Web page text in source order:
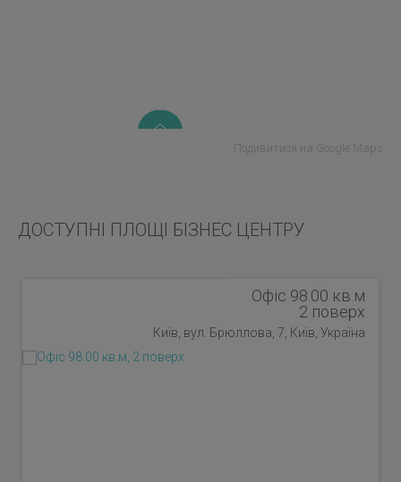
Подивитися на Google Maps
ДОСТУПНІ ПЛОЩІ БІЗНЕС ЦЕНТРУ
Офіс 98.00 кв.м
2 поверх
Київ, вул. Брюллова, 7, Київ, Україна